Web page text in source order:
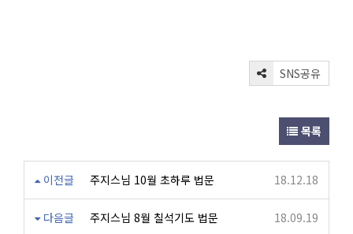
SNS공유
목록
이전글 주지스님 10월 초하루 법문 18.12.18
다음글 주지스님 8월 칠석기도 법문 18.09.19